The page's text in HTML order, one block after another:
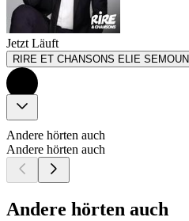
Jetzt Läuft
RIRE ET CHANSONS ELIE SEMOUN
Andere hörten auch
Andere hörten auch
Andere hörten auch